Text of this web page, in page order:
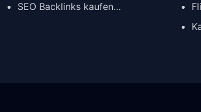
SEO Backlinks kaufen 🔗